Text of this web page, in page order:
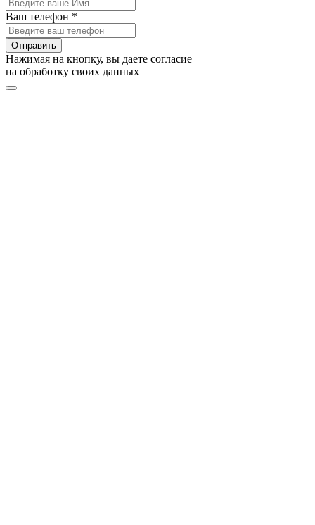
Ваш телефон *
Отправить
Нажимая на кнопку, вы даете согласие
на обработку своих данных